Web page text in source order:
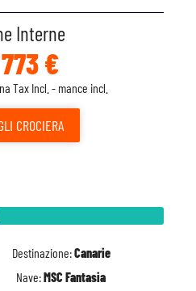
Interne
773 €
Tax Incl. - mance incl.
CROCIERA
Destinazione:Canarie
Nave:MSC Fantasia